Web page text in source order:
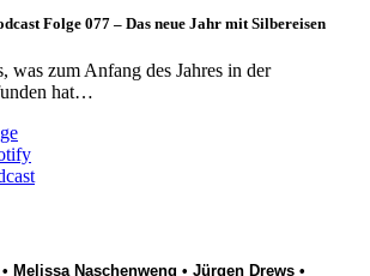
Folge 077 – Das neue Jahr mit Silbereisen
was zum Anfang des Jahres in der
hat…
• Melissa Naschenweng • Jürgen Drews •